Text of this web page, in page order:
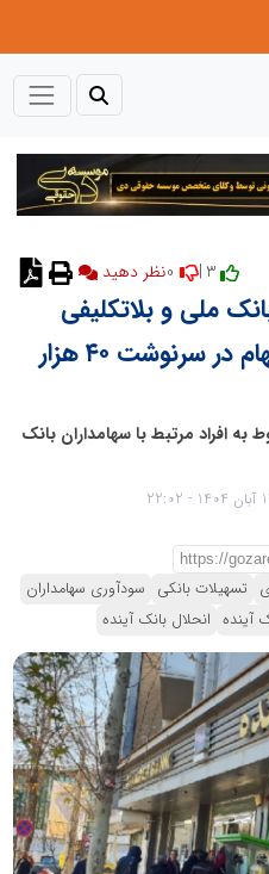
3 | نظر دهید
ملی و بلاتکلیفی
دارایی سهامداران عمده؛ ابهام در سرنوشت ۴۰ هزار
افراد مرتبط با سهامداران بانک
تسهیلات بانکی سودآوری سهامداران
آینده انحلال بانک آینده